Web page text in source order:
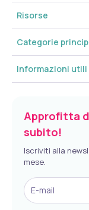
Risorse
Categorie
Informazioni utili
Approfitta
subito!
Iscriviti alla
mese.
E-mail